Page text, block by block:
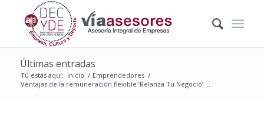
Últimas entradas
Tú estás aquí: Inicio / Emprendedores /
Ventajas de la remuneración flexible ‘Relanza Tu Negocio’ ...